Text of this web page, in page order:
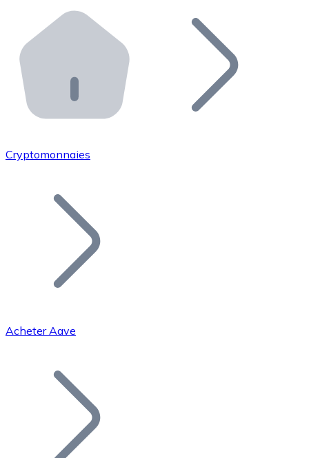
Distributeurs automatiques Bitnovo
Intégrez un ATM Bitnovo dans votre entreprise et
API Bitnovo
Intégrez notre API dans votre écosystème.
Rejoignez notre réseau de distributeurs et
Ajoutez le token de votre projet à notre service
Bitcoin
Cryptomonnaies
Acheter Aave